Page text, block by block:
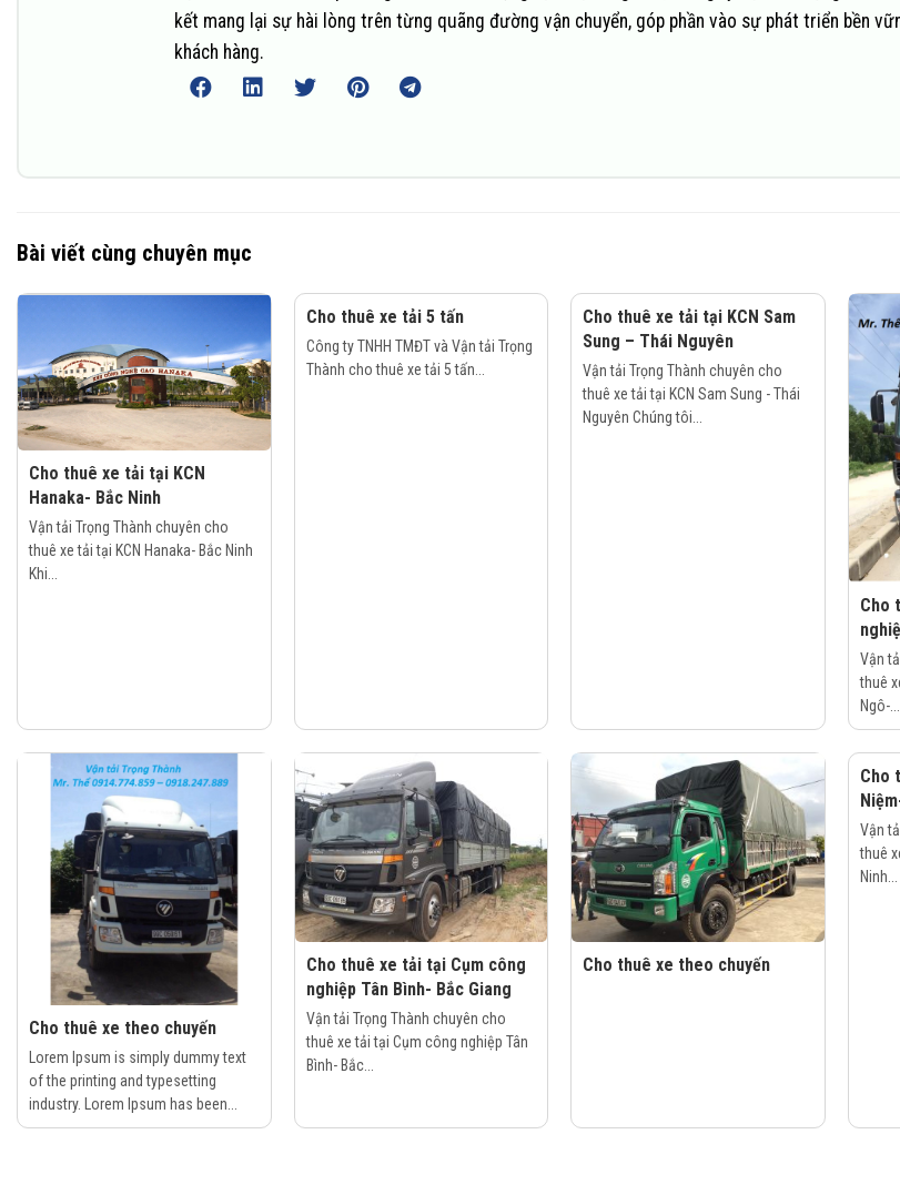
kết mang lại sự hài lòng trên từng quãng đường vận chuyển, góp phần vào sự phát triển bền
khách hàng.
Bài viết cùng chuyên mục
Cho thuê xe tải tại KCN
Hanaka- Bắc Ninh
Vận tải Trọng Thành chuyên cho
thuê xe tải tại KCN Hanaka- Bắc Ninh
Khi...
Cho thuê xe tải 5 tấn
Công ty TNHH TMĐT và Vận tải Trọng
Thành cho thuê xe tải 5 tấn...
Cho thuê xe tải tại KCN Sam
Sung – Thái Nguyên
Vận tải Trọng Thành chuyên cho
thuê xe tải tại KCN Sam Sung - Thái
Nguyên Chúng tôi...
Cho
Vận
thuê
Ngô-...
Cho thuê xe theo chuyến
Lorem Ipsum is simply dummy text
of the printing and typesetting
industry. Lorem Ipsum has been...
Cho thuê xe tải tại Cụm công
nghiệp Tân Bình- Bắc Giang
Vận tải Trọng Thành chuyên cho
thuê xe tải tại Cụm công nghiệp Tân
Bình- Bắc...
Cho thuê xe theo chuyến
Cho
Vận
thuê
Ninh...